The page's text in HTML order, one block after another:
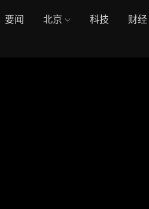
要闻 北京 科技 财经